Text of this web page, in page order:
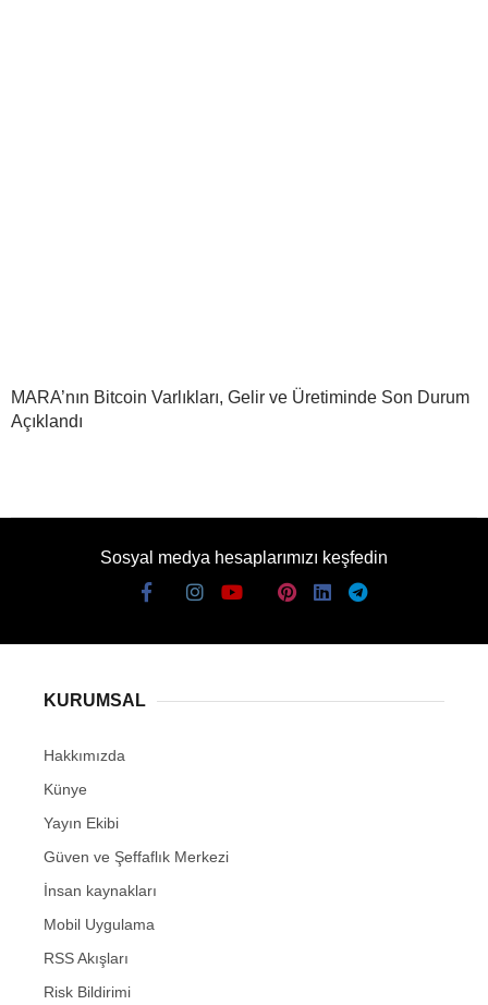
MARA’nın Bitcoin Varlıkları, Gelir ve Üretiminde Son Durum
Açıklandı
Sosyal medya hesaplarımızı keşfedin
KURUMSAL
Hakkımızda
Künye
Yayın Ekibi
Güven ve Şeffaflık Merkezi
İnsan kaynakları
Mobil Uygulama
RSS Akışları
Risk Bildirimi